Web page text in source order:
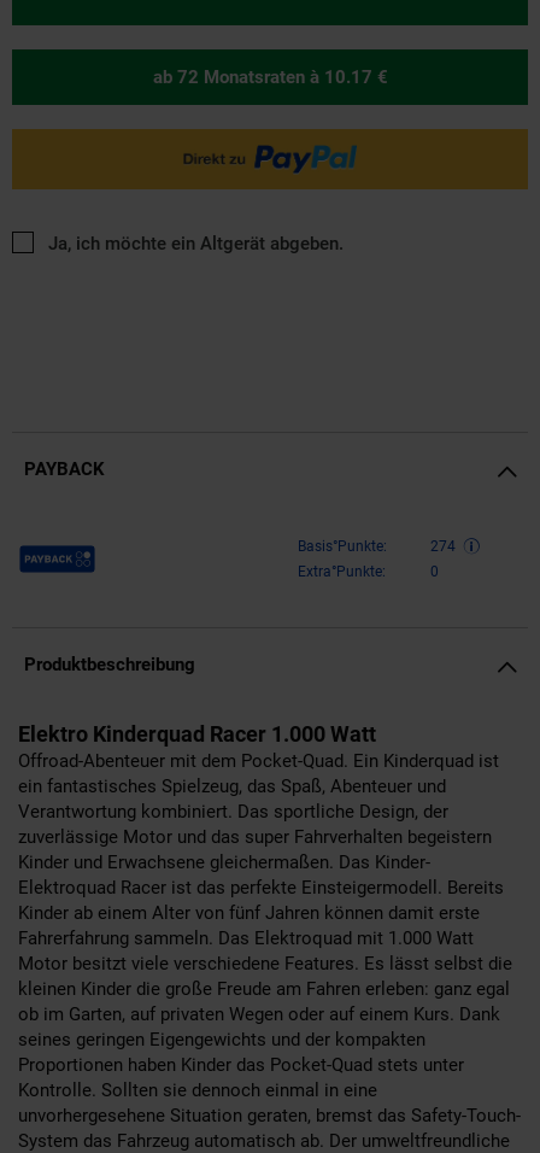
ab 72 Monatsraten à 10.17 €
Ja, ich möchte ein Altgerät abgeben.
PAYBACK
Payback Punkte Basis°Punkte:
274
Extra°Punkte:
0
Produktbeschreibung
Elektro Kinderquad Racer 1.000 Watt
Offroad-Abenteuer mit dem Pocket-Quad. Ein Kinderquad ist
ein fantastisches Spielzeug, das Spaß, Abenteuer und
Verantwortung kombiniert. Das sportliche Design, der
zuverlässige Motor und das super Fahrverhalten begeistern
Kinder und Erwachsene gleichermaßen. Das Kinder-
Elektroquad Racer ist das perfekte Einsteigermodell. Bereits
Kinder ab einem Alter von fünf Jahren können damit erste
Fahrerfahrung sammeln. Das Elektroquad mit 1.000 Watt
Motor besitzt viele verschiedene Features. Es lässt selbst die
kleinen Kinder die große Freude am Fahren erleben: ganz egal
ob im Garten, auf privaten Wegen oder auf einem Kurs. Dank
seines geringen Eigengewichts und der kompakten
Proportionen haben Kinder das Pocket-Quad stets unter
Kontrolle. Sollten sie dennoch einmal in eine
unvorhergesehene Situation geraten, bremst das Safety-Touch-
System das Fahrzeug automatisch ab. Der umweltfreundliche